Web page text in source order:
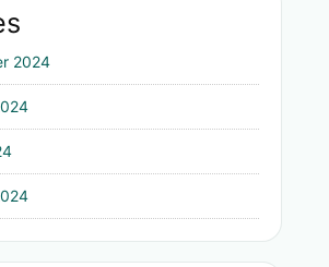
2024